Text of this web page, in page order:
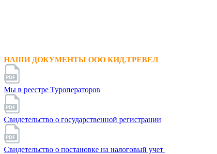
НАШИ ДОКУМЕНТЫ ООО КИД.ТРЕВЕЛ
Мы в реестре Туроператоров
Свидетельство о государственной регистрации
Свидетельство о постановке на налоговый учет